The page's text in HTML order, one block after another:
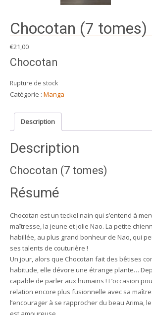
Chocotan (7 tomes)
€21,00
Chocotan
Rupture de stock
Catégorie : Manga
Description
Description
Chocotan (7 tomes)
Résumé
Chocotan est un teckel nain qui s’entend à
maîtresse, la jeune et jolie Nao. La petite
habillée, au plus grand bonheur de Nao, qui
ses talents de couturière !
Un jour, alors que Chocotan fait des bêtises
habitude, elle dévore une étrange plante…
capable de parler aux humains ! L’occasion
relation encore plus fusionnelle avec sa
l’encourager à se rapprocher du beau Arima,